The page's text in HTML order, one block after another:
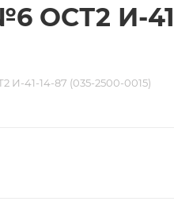
ОСТ2 И-
И-41-14-87 (035-2500-0015)